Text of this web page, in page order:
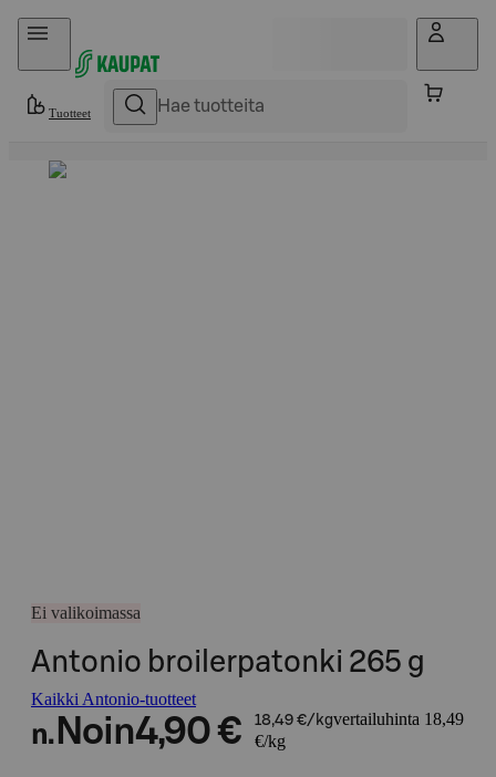
Hyppää sisältöön
Tuotteet
Ei valikoimassa
Antonio broilerpatonki 265 g
Kaikki Antonio-tuotteet
n. Noin4,90 € 18,49 €/kgvertailuhinta 18,49
€/kg